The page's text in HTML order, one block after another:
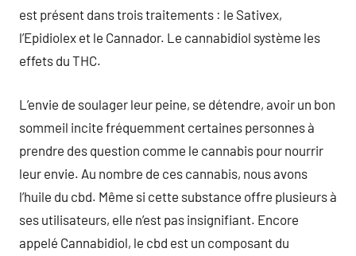
est présent dans trois traitements : le Sativex,
l’Epidiolex et le Cannador. Le cannabidiol système les
effets du THC.
L’envie de soulager leur peine, se détendre, avoir un bon
sommeil incite fréquemment certaines personnes à
prendre des question comme le cannabis pour nourrir
leur envie. Au nombre de ces cannabis, nous avons
l’huile du cbd. Même si cette substance offre plusieurs à
ses utilisateurs, elle n’est pas insignifiant. Encore
appelé Cannabidiol, le cbd est un composant du